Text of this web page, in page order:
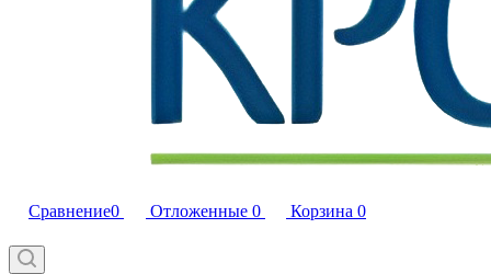
Сравнение0 Отложенные 0 Корзина 0